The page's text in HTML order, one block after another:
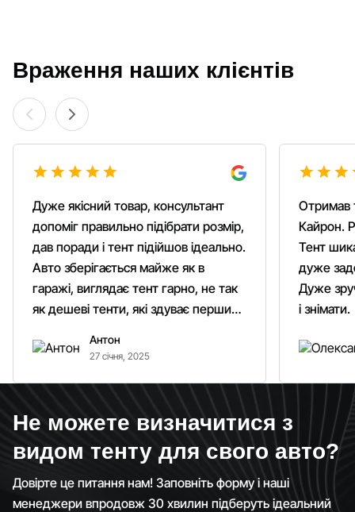
Враження наших клієнтів
Дуже якісний товар, консультант
допоміг правильно підібрати розмір,
дав поради і тент підійшов ідеально.
Авто зберігається майже як в
гаражі, виглядає тент гарно, не так
як дешеві тенти, які здуває першим
Рекомендую однозначно!
Антон
27 січня, 2025
Отримав
Кайрон.
Тент
дуже
Дуже
і знімати.
Не можете визначитися з
видом тенту для свого авто?
Довірте це питання нам! Заповніть форму і наші
менеджери впродовж 30 хвилин підберуть ідеальний